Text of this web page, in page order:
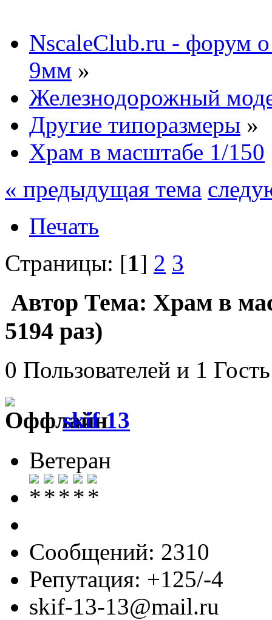
NscaleClub.ru - форум
9мм »
Железнодорожный
Другие типоразмеры »
Храм в масштабе 1/150
« предыдущая тема
Печать
Страницы: [1] 2 3
Автор Тема: Храм в
5194 раз)
0 Пользователей и 1
skif 13
Ветеран
Сообщений: 2310
Репутация: +125/-4
skif-13-13@mail.ru